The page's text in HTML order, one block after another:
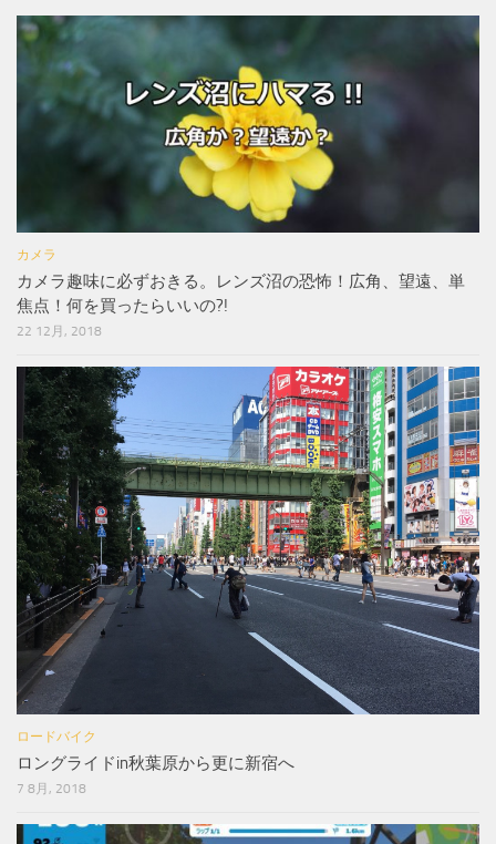
カメラ
カメラ趣味に必ずおきる。レンズ沼の恐怖！広角、望遠、単
焦点！何を買ったらいいの?!
22 12月, 2018
ロードバイク
ロングライドin秋葉原から更に新宿へ
7 8月, 2018